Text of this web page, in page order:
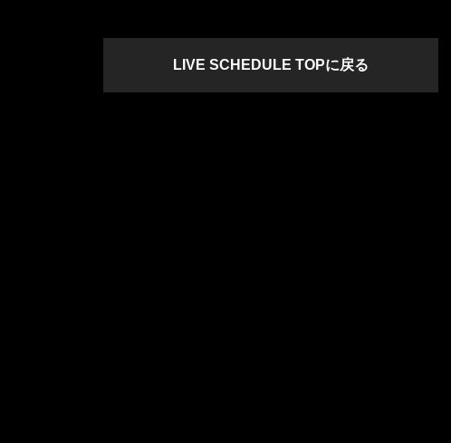
LIVE SCHEDULE TOPに戻る